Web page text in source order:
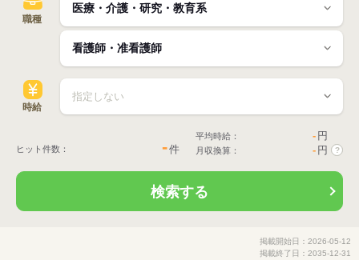
職種
時給
ヒット件数： -件
平均時給： - 円
月収換算： - 円 ?
検索する
掲載開始日：2026-05-12
掲載終了日：2035-12-31